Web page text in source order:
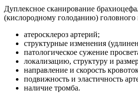
Дуплексное сканирование
(кислородному голоданию) головного
атеросклероз артерий;
структурные изменения
патологическое сужение
локализацию, структуру и
направление и скорость
подвижность и эластичность
наличие тромба.